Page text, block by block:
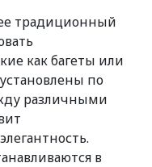
традиционный
как багеты или
по
различными
в